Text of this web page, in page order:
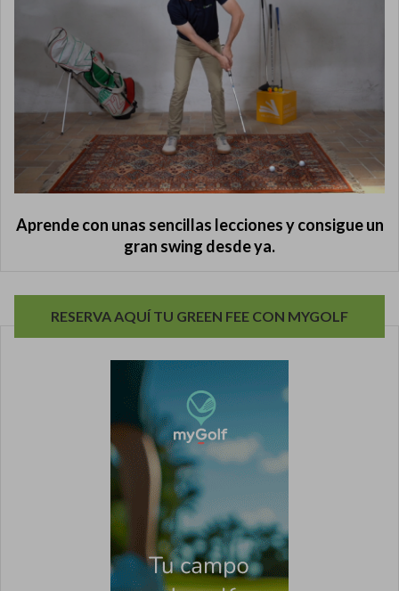
Aprende con unas sencillas lecciones y consigue un
gran swing desde ya.
RESERVA AQUÍ TU GREEN FEE CON MYGOLF